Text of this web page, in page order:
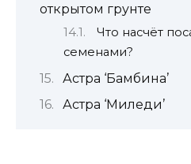
открытом грунте
Что насчёт
семенами?
Астра ‘Бамбина’
Астра ‘Миледи’